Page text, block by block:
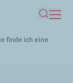
Suche
finde ich eine